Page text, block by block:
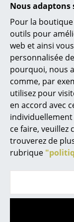
Nous adaptons
Pour la
outils pour
web et ainsi
personnalisée
pourquoi, nous
comme, par
utilisez pour
en accord avec
ce faire, veuillez
trouverez de
rubrique
Petits
Pièces
... voir tous
Luminaires
Suspensions
Lampes de
Lampes de
Lampadaires
Lampes de
Appliques
Luminaires
Aide & service
Contact
Paiement
Livraison
FAQ
Retours &
Vos avantages en
Construction sur
Livraison